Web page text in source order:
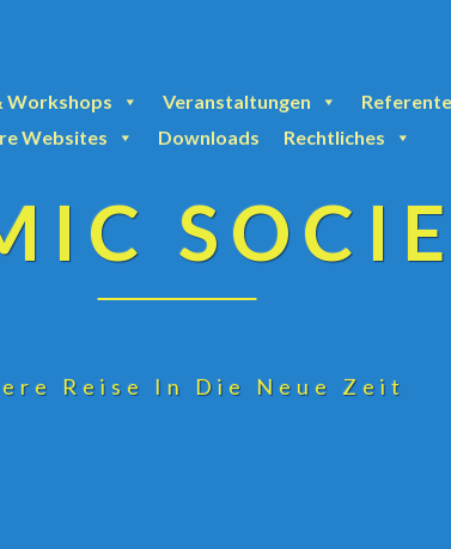
Workshops Veranstaltungen
Websites
Downloads Rechtliches
Reise In Die Neue Zeit